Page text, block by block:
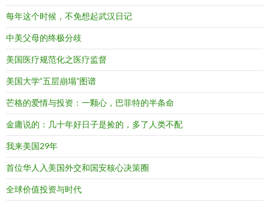
每年这个时候，不免想起武汉日记
中美父母的终极分歧
美国医疗规范化之医疗监督
美国大学“五层崩塌”图谱
芒格的爱情与投资：一颗心，巴菲特的半条命
金庸说的：几十年好日子是捡的，多了人类不配
我来美国29年
首位华人入美国外交和国安核心决策圈
全球价值投资与时代